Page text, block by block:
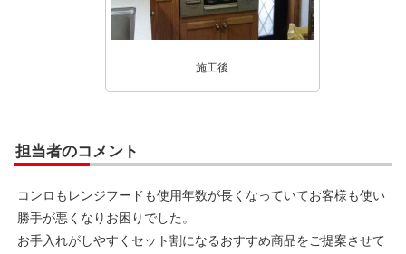
施工後
担当者のコメント
コンロもレンジフードも使用年数が長くなっていてお客様も使い
勝手が悪くなりお困りでした。
お手入れがしやすくセット割になるおすすめ商品をご提案させて